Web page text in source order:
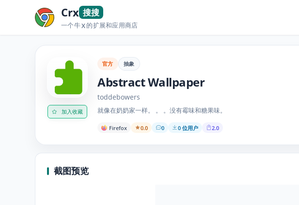
Crx 搜搜
一个牛X的扩展和应用商店
加入收藏
官方 抽象
Abstract Wallpaper
toddebowers
就像在奶奶家一样。 。 。没有霉味和糖果味。
Firefox 0.0 0 0 位用户 2.0
截图预览